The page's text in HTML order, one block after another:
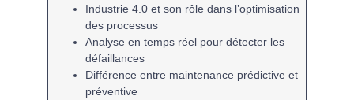
Industrie 4.0 et son rôle dans l’optimisation
des processus
Analyse en temps réel pour détecter les
défaillances
Différence entre maintenance prédictive et
préventive